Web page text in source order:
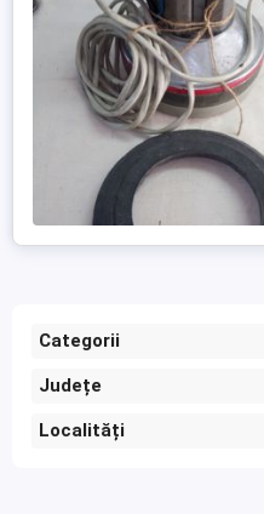
Categorii
Județe
Localități